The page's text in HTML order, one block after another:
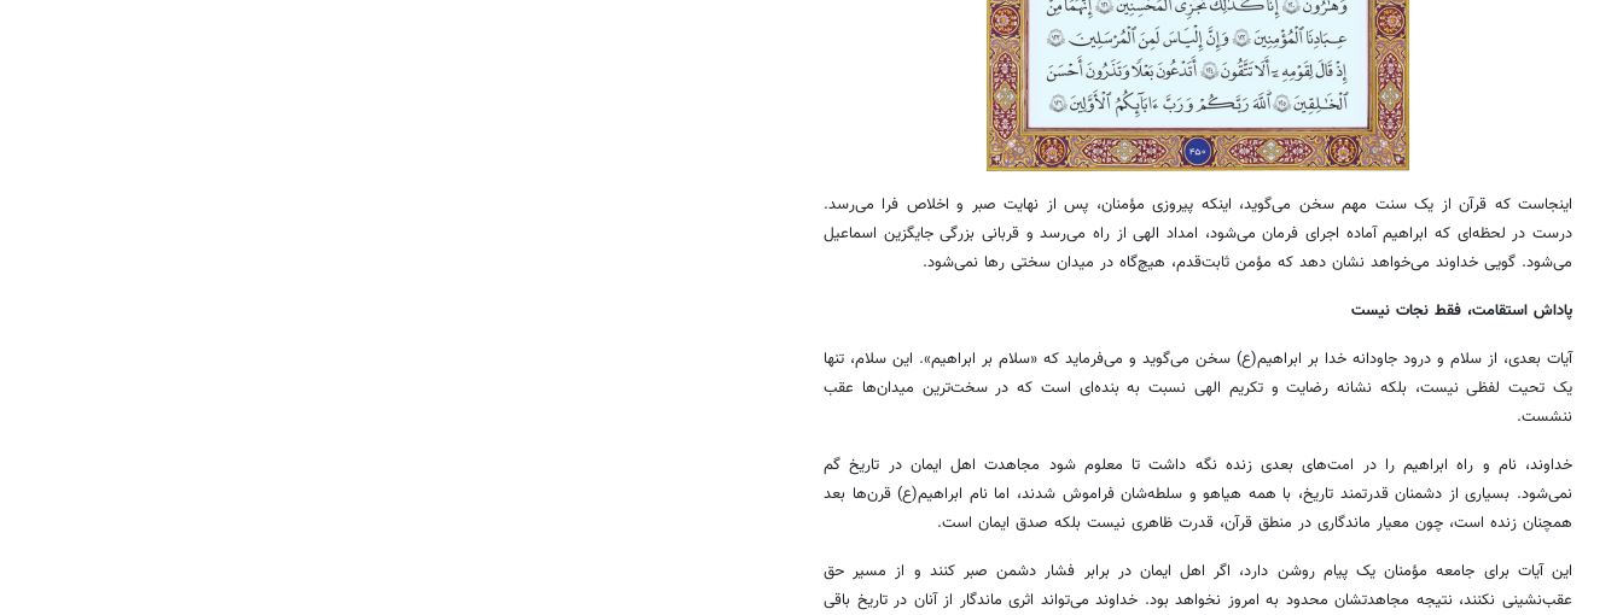
اینجاست که قرآن از یک سنت مهم سخن می‌گوید، اینکه پیروزی مؤمنان، پس از نهایت صبر و اخلاص فرا می‌رسد.
درست در لحظه‌ای که ابراهیم آماده اجرای فرمان می‌شود، امداد الهی از راه می‌رسد و قربانی بزرگی جایگزین اسماعیل
می‌شود. گویی خداوند می‌خواهد نشان دهد که مؤمن ثابت‌قدم، هیچ‌گاه در میدان سختی رها نمی‌شود.
پاداش استقامت، فقط نجات نیست
آیات بعدی، از سلام و درود جاودانه خدا بر ابراهیم(ع) سخن می‌گوید و می‌فرماید که «سلام بر ابراهیم». این سلام، تنها
یک تحیت لفظی نیست، بلکه نشانه رضایت و تکریم الهی نسبت به بنده‌ای است که در سخت‌ترین میدان‌ها عقب
ننشست.
خداوند، نام و راه ابراهیم را در امت‌های بعدی زنده نگه داشت تا معلوم شود مجاهدت اهل ایمان در تاریخ گم
نمی‌شود. بسیاری از دشمنان قدرتمند تاریخ، با همه هیاهو و سلطه‌شان فراموش شدند، اما نام ابراهیم(ع) قرن‌ها بعد
همچنان زنده است، چون معیار ماندگاری در منطق قرآن، قدرت ظاهری نیست بلکه صدق ایمان است.
این آیات برای جامعه مؤمنان یک پیام روشن دارد، اگر اهل ایمان در برابر فشار دشمن صبر کنند و از مسیر حق
عقب‌نشینی نکنند، نتیجه مجاهدتشان محدود به امروز نخواهد بود. خداوند می‌تواند اثری ماندگار از آنان در تاریخ باقی